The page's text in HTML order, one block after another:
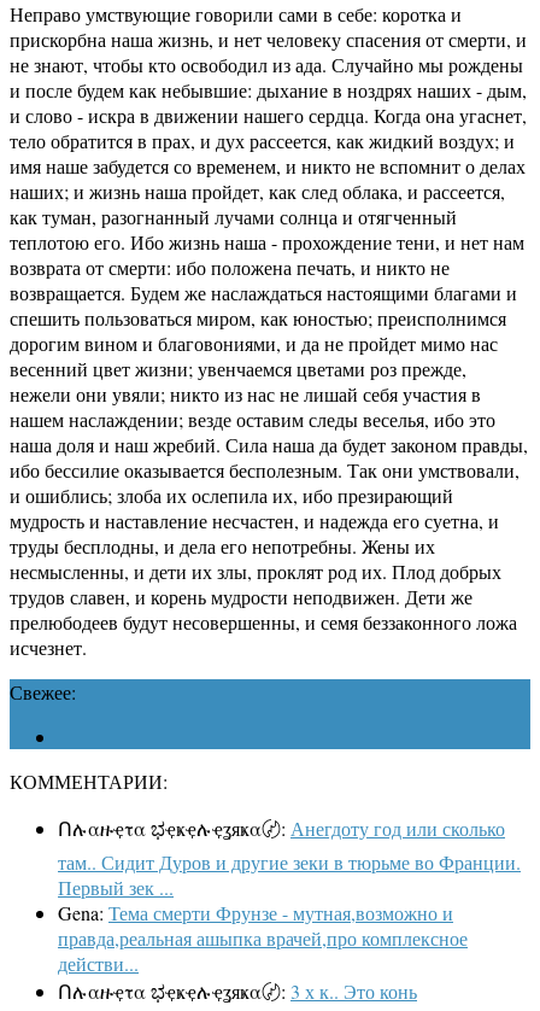
Неправо умствующие говорили сами в себе: коротка и
прискорбна наша жизнь, и нет человеку спасения от смерти, и
не знают, чтобы кто освободил из ада. Случайно мы рождены
и после будем как небывшие: дыхание в ноздрях наших - дым,
и слово - искра в движении нашего сердца. Когда она угаснет,
тело обратится в прах, и дух рассеется, как жидкий воздух; и
имя наше забудется со временем, и никто не вспомнит о делах
наших; и жизнь наша пройдет, как след облака, и рассеется,
как туман, разогнанный лучами солнца и отягченный
теплотою его. Ибо жизнь наша - прохождение тени, и нет нам
возврата от смерти: ибо положена печать, и никто не
возвращается. Будем же наслаждаться настоящими благами и
спешить пользоваться миром, как юностью; преисполнимся
дорогим вином и благовониями, и да не пройдет мимо нас
весенний цвет жизни; увенчаемся цветами роз прежде,
нежели они увяли; никто из нас не лишай себя участия в
нашем наслаждении; везде оставим следы веселья, ибо это
наша доля и наш жребий. Сила наша да будет законом правды,
ибо бессилие оказывается бесполезным. Так они умствовали,
и ошиблись; злоба их ослепила их, ибо презирающий
мудрость и наставление несчастен, и надежда его суетна, и
труды бесплодны, и дела его непотребны. Жены их
несмысленны, и дети их злы, проклят род их. Плод добрых
трудов славен, и корень мудрости неподвижен. Дети же
прелюбодеев будут несовершенны, и семя беззаконного ложа
исчезнет.
Свежее:
КОММЕНТАРИИ:
Ոሉαዙҿτα ಭҿҝҿሉҿʓяҝα〄: Анегдоту год или сколько
там.. Сидит Дуров и другие зеки в тюрьме во Франции.
Первый зек ...
Gena: Тема смерти Фрунзе - мутная,возможно и
правда,реальная ашыпка врачей,про комплексное
действи...
Ոሉαዙҿτα ಭҿҝҿሉҿʓяҝα〄: 3 х к.. Это конь